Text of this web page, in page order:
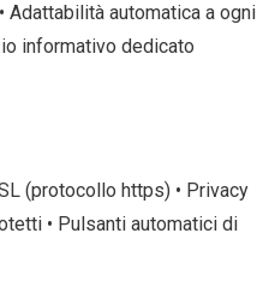
Adattabilità automatica a ogni
informativo dedicato
(protocollo https) • Privacy
• Pulsanti automatici di